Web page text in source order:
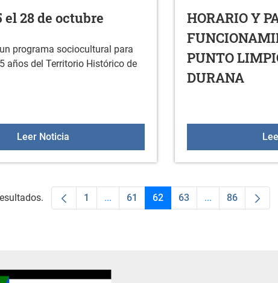
el 28 de octubre
programa sociocultural para
años del Territorio Histórico de
Leer Noticia
HORARIO Y
PUNTO
DURANA
Página
1 ...Páginas intermedias Use TAB para
Página
61 Página
62 Página
63 ...PáginasPágina
86